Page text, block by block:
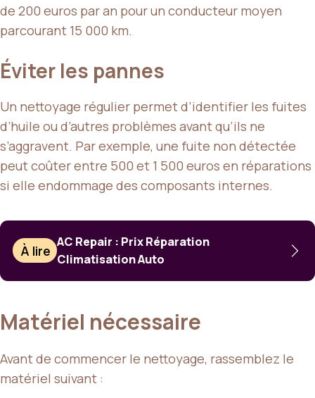
de 200 euros par an pour un conducteur moyen
parcourant 15 000 km.
Éviter les pannes
Un nettoyage régulier permet d’identifier les fuites
d’huile ou d’autres problèmes avant qu’ils ne
s’aggravent. Par exemple, une fuite non détectée
peut coûter entre 500 et 1 500 euros en réparations
si elle endommage des composants internes.
À lire
AC Repair : Prix Réparation
Climatisation Auto
Matériel nécessaire
Avant de commencer le nettoyage, rassemblez le
matériel suivant :